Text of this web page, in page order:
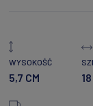
WYSOKOŚĆ
5,7 CM